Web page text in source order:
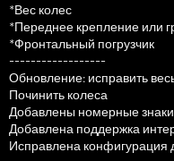
*Вес колес
*Переднее крепление или
*Фронтальный погрузчик
------------------
Обновление: исправить
Починить колеса
Добавлены номерные знаки
Добавлена ​​поддержка
Исправлена ​​конфигурация